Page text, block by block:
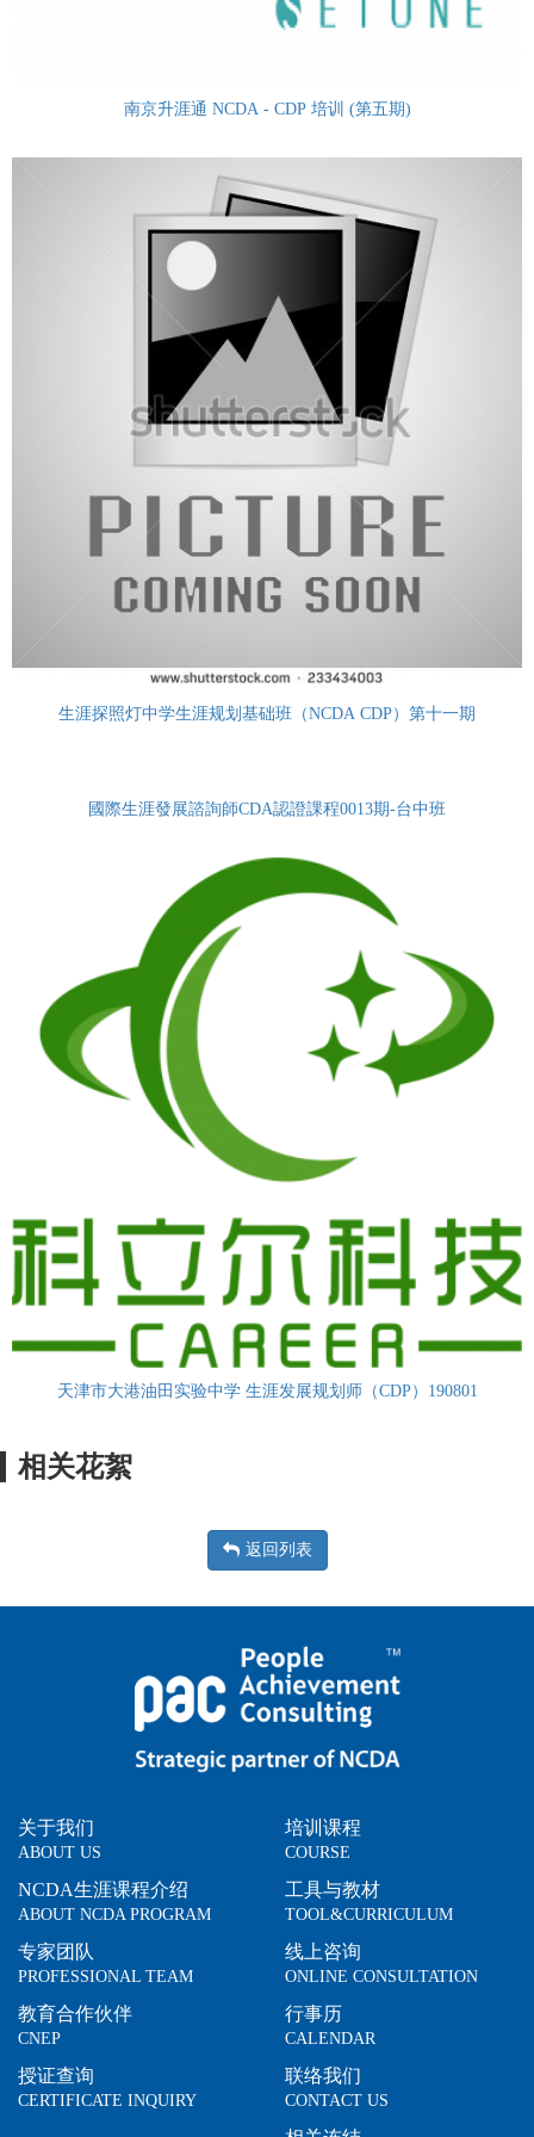
南京升涯通 NCDA - CDP 培训 (第五期)
生涯探照灯中学生涯规划基础班（NCDA CDP）第十一期
國際生涯發展諮詢師CDA認證課程0013期-台中班
天津市大港油田实验中学 生涯发展规划师（CDP）190801
相关花絮
返回列表
关于我们
ABOUT US
NCDA生涯课程介绍
ABOUT NCDA PROGRAM
专家团队
PROFESSIONAL TEAM
教育合作伙伴
CNEP
授证查询
CERTIFICATE INQUIRY
培训课程
COURSE
工具与教材
TOOL&CURRICULUM
线上咨询
ONLINE CONSULTATION
行事历
CALENDAR
联络我们
CONTACT US